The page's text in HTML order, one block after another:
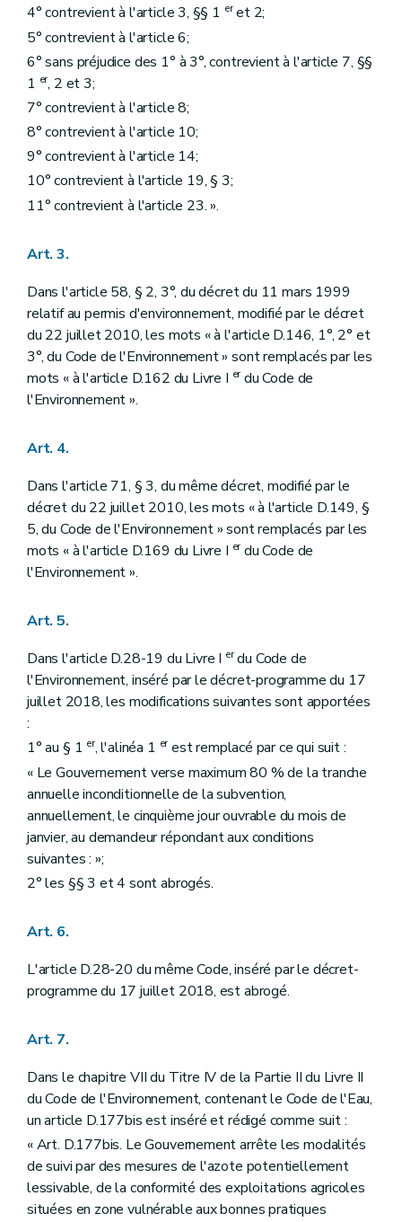
4° contrevient à l'article 3, §§ 1 eret 2;
5° contrevient à l'article 6;
6° sans préjudice des 1° à 3°, contrevient à l'article 7, §§
1 er, 2 et 3;
7° contrevient à l'article 8;
8° contrevient à l'article 10;
9° contrevient à l'article 14;
10° contrevient à l'article 19, § 3;
11° contrevient à l'article 23. ».
Art. 3.
Dans l'article 58, § 2, 3°, du décret du 11 mars 1999
relatif au permis d'environnement, modifié par le décret
du 22 juillet 2010, les mots « à l'article D.146, 1°, 2° et
3°, du Code de l'Environnement » sont remplacés par les
mots « à l'article D.162 du Livre I erdu Code de
l'Environnement ».
Art. 4.
Dans l'article 71, § 3, du même décret, modifié par le
décret du 22 juillet 2010, les mots « à l'article D.149, §
5, du Code de l'Environnement » sont remplacés par les
mots « à l'article D.169 du Livre I erdu Code de
l'Environnement ».
Art. 5.
Dans l'article D.28-19 du Livre I erdu Code de
l'Environnement, inséré par le décret-programme du 17
juillet 2018, les modifications suivantes sont apportées
:
1° au § 1 er, l'alinéa 1 erest remplacé par ce qui suit :
« Le Gouvernement verse maximum 80 % de la tranche
annuelle inconditionnelle de la subvention,
annuellement, le cinquième jour ouvrable du mois de
janvier, au demandeur répondant aux conditions
suivantes : »;
2° les §§ 3 et 4 sont abrogés.
Art. 6.
L'article D.28-20 du même Code, inséré par le décret-
programme du 17 juillet 2018, est abrogé.
Art. 7.
Dans le chapitre VII du Titre IV de la Partie II du Livre II
du Code de l'Environnement, contenant le Code de l'Eau,
un article D.177bis est inséré et rédigé comme suit :
« Art. D.177bis. Le Gouvernement arrête les modalités
de suivi par des mesures de l'azote potentiellement
lessivable, de la conformité des exploitations agricoles
situées en zone vulnérable aux bonnes pratiques